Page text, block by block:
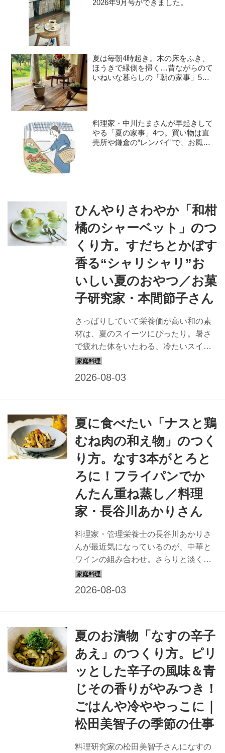
2026年9月号ができました。
夏は毎朝4時起き。木の床をふき、
ほうきで縁側を掃く…昔ながらのて
いねいな暮らしの「朝の家事」5つ
料理家・中川たまさんが早起きして
やる「夏の家事」4つ。買い物は直
売所や鎌倉の“レンバイ”で、お風呂
ひんやりさわやか「和柑
橘のシャーベット」のつ
くり方。すだちとかぼす
香る“シャリシャリ”お
いしい夏のおやつ／お菓
子研究家・本間節子さん
さっぱりしていて栄養価が高い和の素
材は、夏のスイーツにぴったり。暑さ
で疲れた体をいたわる、冷たいスイー
ツをお菓子研究家・本間節子さんに教
夏に食べたい「ナスと鶏
むね肉の和え物」のつく
り方。なす3本がとろと
ろに！フライパンでか
んたん重ね蒸し／料理
家・長谷川あかりさん
料理家・管理栄養士の長谷川あかりさ
んが最近気になっているのが、中華と
ワインの組み合わせ。さらりと淡く、
香りを楽しむ料理にワインを合わせる
ことで、味わいが一段奥まで広がりま
と鶏むね肉に、たっぷりのしょうがを
合わせた「ナスと鶏むね肉の和え物」
のつくり方を紹介します。
夏のお漬物「なすの辛子
あえ」のつくり方。ピリ
ッとした辛子の風味＆青
じその香りがやみつき！
ごはんや冷ややっこに｜
松田美智子の季節の仕事
料理研究家の松田美智子さんになすの